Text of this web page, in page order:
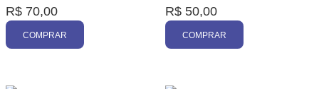
R$ 70,00
COMPRAR
R$ 50,00
COMPRAR